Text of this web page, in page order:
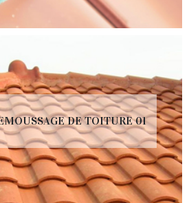
DE TOITURE 01